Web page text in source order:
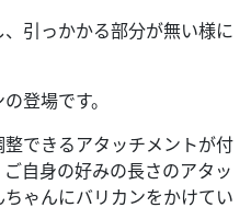
引っかかる部分が無い様に
登場です。
できるアタッチメントが付
自身の好みの長さのアタッ
ゃんにバリカンをかけてい